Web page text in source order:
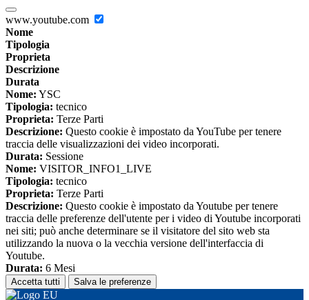
www.youtube.com
Nome
Tipologia
Proprieta
Descrizione
Durata
Nome: YSC
Tipologia: tecnico
Proprieta: Terze Parti
Descrizione: Questo cookie è impostato da YouTube per tenere
traccia delle visualizzazioni dei video incorporati.
Durata: Sessione
Nome: VISITOR_INFO1_LIVE
Tipologia: tecnico
Proprieta: Terze Parti
Descrizione: Questo cookie è impostato da Youtube per tenere
traccia delle preferenze dell'utente per i video di Youtube incorporati
nei siti; può anche determinare se il visitatore del sito web sta
utilizzando la nuova o la vecchia versione dell'interfaccia di
Youtube.
Durata: 6 Mesi
Accetta tutti Salva le preferenze